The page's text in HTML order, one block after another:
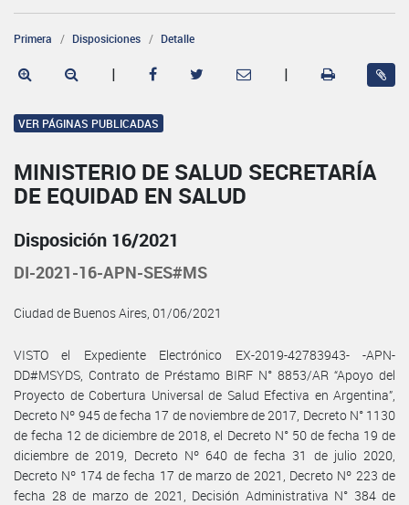
Primera Disposiciones Detalle
| |
VER PÁGINAS PUBLICADAS
MINISTERIO DE SALUD SECRETARÍA
DE EQUIDAD EN SALUD
Disposición 16/2021
DI-2021-16-APN-SES#MS
Ciudad de Buenos Aires, 01/06/2021
VISTO el Expediente Electrónico EX-2019-42783943- -APN-
DD#MSYDS, Contrato de Préstamo BIRF N° 8853/AR “Apoyo del
Proyecto de Cobertura Universal de Salud Efectiva en Argentina”,
Decreto Nº 945 de fecha 17 de noviembre de 2017, Decreto N° 1130
de fecha 12 de diciembre de 2018, el Decreto N° 50 de fecha 19 de
diciembre de 2019, Decreto Nº 640 de fecha 31 de julio 2020,
Decreto Nº 174 de fecha 17 de marzo de 2021, Decreto Nº 223 de
fecha 28 de marzo de 2021, Decisión Administrativa N° 384 de